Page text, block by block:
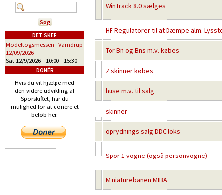
WinTrack 8.0 sælges
HF Regulatorer til at Dæmpe alm.
Tor Bn og Bns m.v. købes
Z skinner købes
huse m.v. til salg
skinner
oprydnings salg DDC loks
Spor 1 vogne (også personvogne)
Miniaturebanen MIBA
DET SKER
Modeltogsmessen i Vamdrup
12/09/2026
Sat 12/9/2026 - 10:00 - 15:30
DONÉR
Hvis du vil hjælpe med
den videre udvikling af
Sporskiftet, har du
mulighed for at donere et
beløb her: